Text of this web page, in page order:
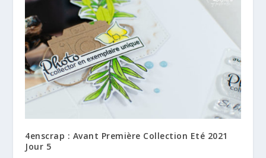
4enscrap : Avant Première Collection Eté 2021
Jour 5